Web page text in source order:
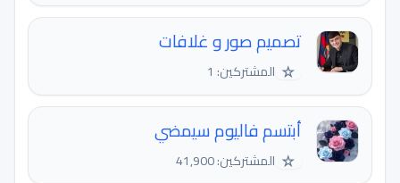
تصميم صور و غلافات
☆ المشتركين: 1
أبتسم فاليوم سيمضي
☆ المشتركين: 41,900